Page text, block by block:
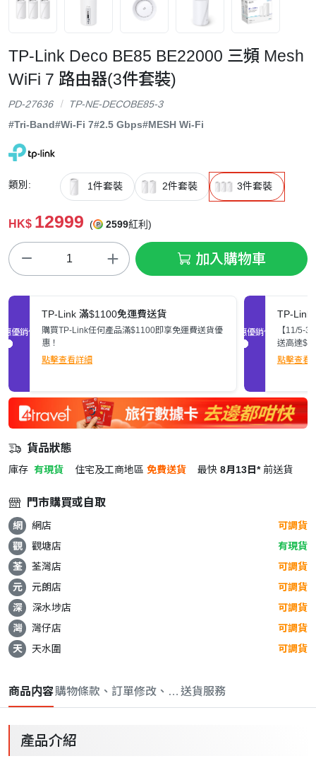
TP-Link Deco BE85 BE22000 三頻 Mesh
WiFi 7 路由器(3件套裝)
PD-27636
TP-NE-DECOBE85-3
#Tri-Band#Wi-Fi 7#2.5 Gbps#MESH Wi-Fi
類別: 1件套裝 2件套裝 3件套裝
HK$ 12999 ( 2599紅利)
加入購物車
促銷優惠
TP-Link 滿$1100免運費送貨
購買TP-Link任何產品滿$1100即享免運費送貨優
惠！
點擊查看詳細
促銷優惠
TP-Link
【11/5-
送高達
點擊查看
貨品狀態
庫存 有現貨 住宅及工商地區 免費送貨 最快 8月13日* 前送貨
門市購買或自取
網 網店
可調貨
觀
觀塘店
有現貨
荃
荃灣店
可調貨
元
元朗店
可調貨
深
深水埗店
可調貨
灣
灣仔店
可調貨
天
天水圍 可調貨
商品内容購物條款、訂單修改、取消與退款政策
送貨服務
產品介紹